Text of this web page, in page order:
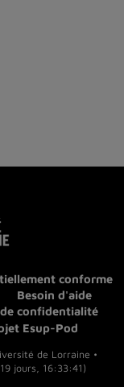
conforme
Besoin d'aide
confidentialité
Esup-Pod
de Lorraine •
jours, 16:33:41)